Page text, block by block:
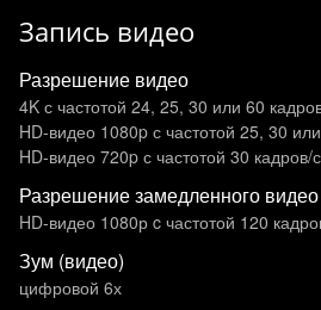
Запись видео
Разрешение видео
4K с частотой 24, 25, 30 или 60
HD-видео 1080p с частотой 25, 30
HD-видео 720p с частотой 30 кадров/ с
Разрешение замедленного видео
HD-видео 1080р c частотой 120
Зум (видео)
цифровой 6х